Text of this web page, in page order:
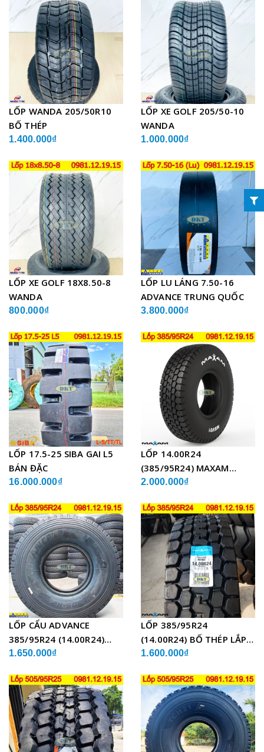
LỐP WANDA 205/50R10
BỐ THÉP
1.400.000₫
LỐP XE GOLF 205/50-10
WANDA
1.000.000₫
LỐP XE GOLF 18X8.50-8
WANDA
800.000₫
LỐP LU LÁNG 7.50-16
ADVANCE TRUNG QUỐC
3.800.000₫
LỐP 17.5-25 SIBA GAI L5
BÁN ĐẶC
16.000.000₫
LỐP 14.00R24
(385/95R24) MAXAM
MSVO1 BỐ THÉP LẮP XE
2.000.000₫
LỐP CẨU ADVANCE
385/95R24 (14.00R24)
GLB05 BỐ THÉP
1.650.000₫
LỐP 385/95R24
(14.00R24) BỐ THÉP LẮP
XE CẨU
1.600.000₫